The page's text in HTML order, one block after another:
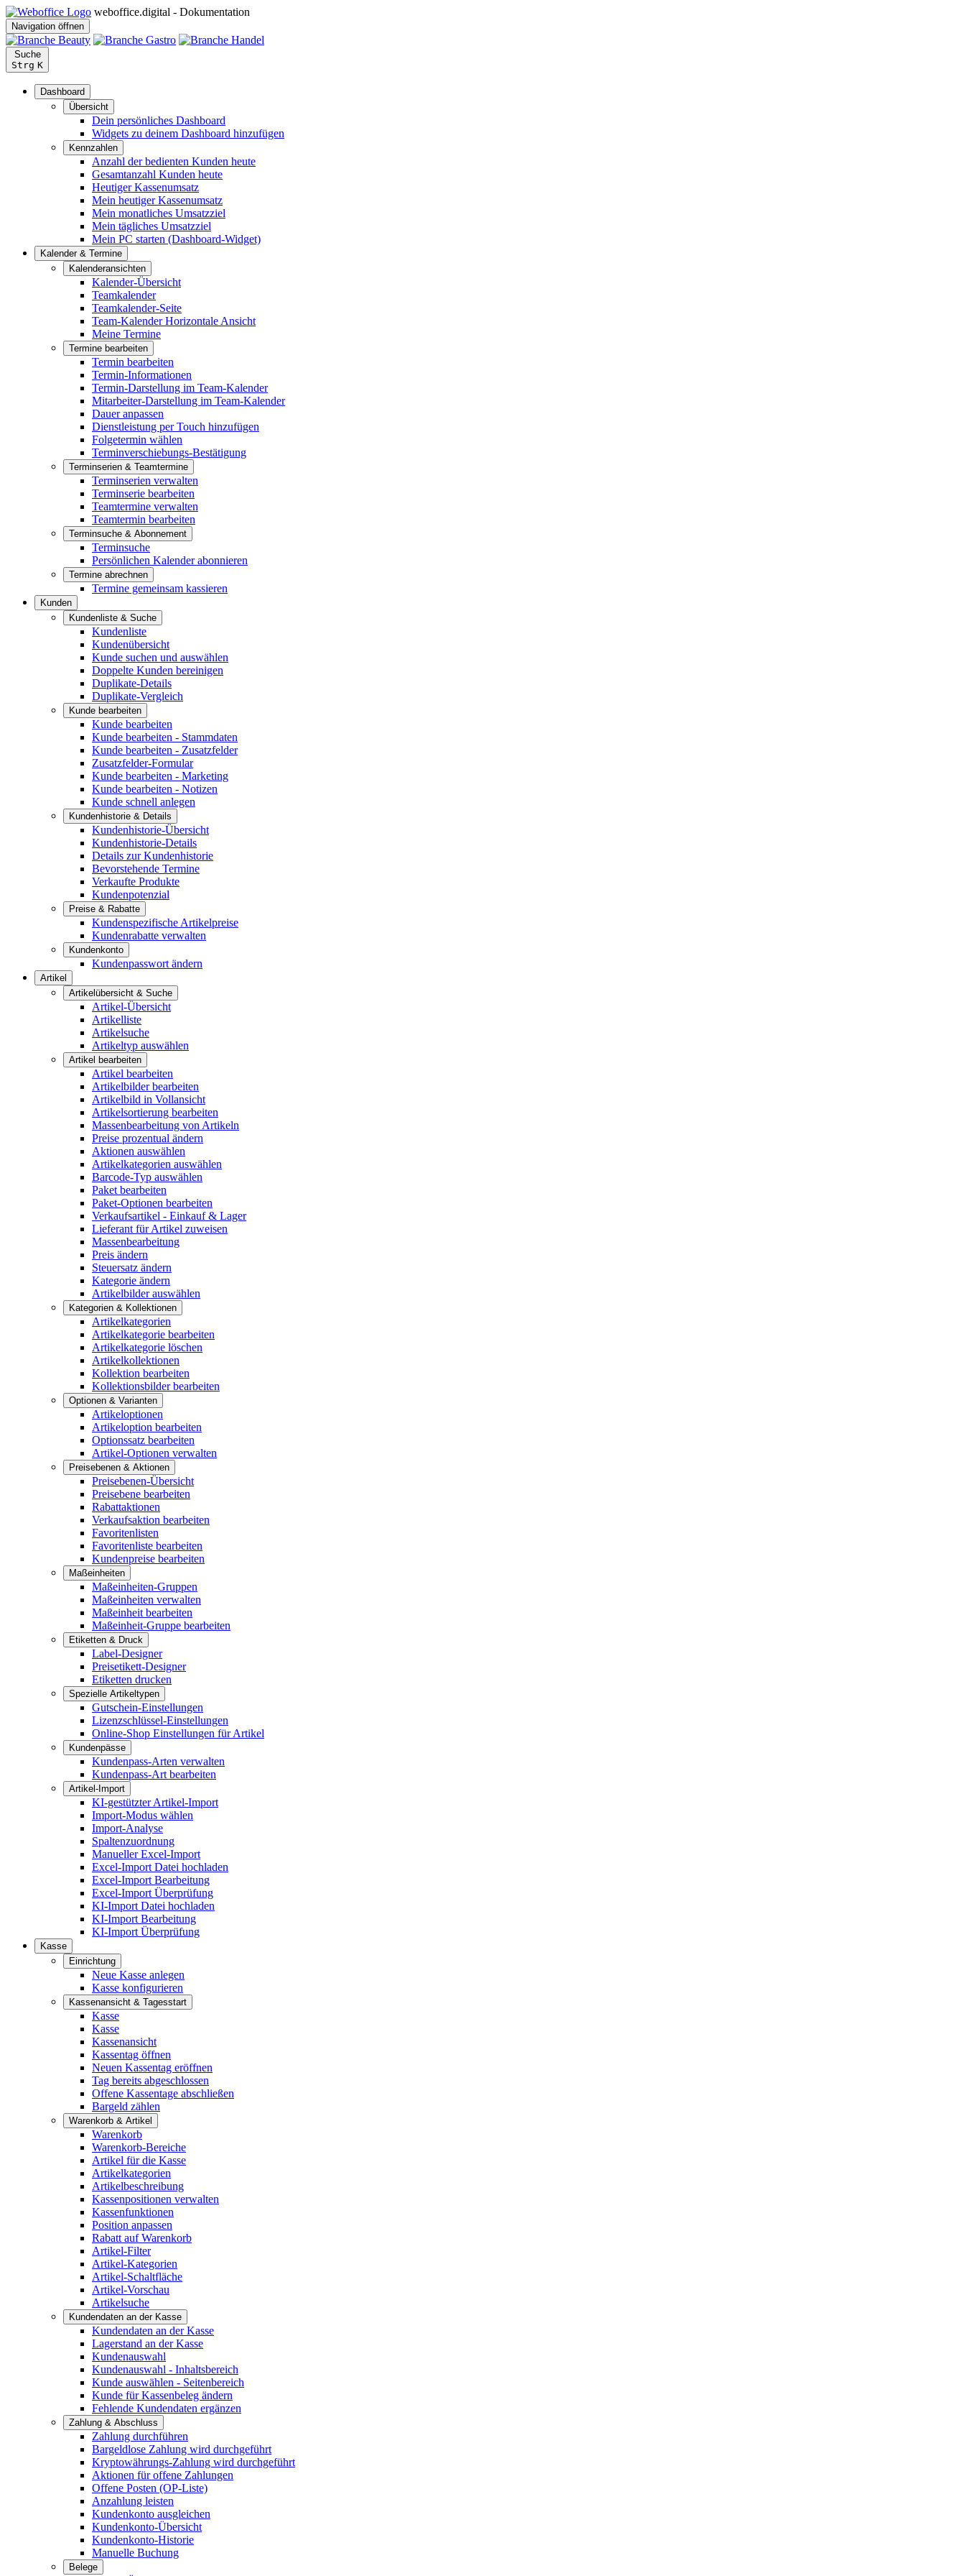
weboffice.digital - Dokumentation
Navigation öffnen
Suche
Strg K
Dashboard
Übersicht
Dein persönliches Dashboard
Widgets zu deinem Dashboard hinzufügen
Kennzahlen
Anzahl der bedienten Kunden heute
Gesamtanzahl Kunden heute
Heutiger Kassenumsatz
Mein heutiger Kassenumsatz
Mein monatliches Umsatzziel
Mein tägliches Umsatzziel
Mein PC starten (Dashboard-Widget)
Kalender & Termine
Kalenderansichten
Kalender-Übersicht
Teamkalender
Teamkalender-Seite
Team-Kalender Horizontale Ansicht
Meine Termine
Termine bearbeiten
Termin bearbeiten
Termin-Informationen
Termin-Darstellung im Team-Kalender
Mitarbeiter-Darstellung im Team-Kalender
Dauer anpassen
Dienstleistung per Touch hinzufügen
Folgetermin wählen
Terminverschiebungs-Bestätigung
Terminserien & Teamtermine
Terminserien verwalten
Terminserie bearbeiten
Teamtermine verwalten
Teamtermin bearbeiten
Terminsuche & Abonnement
Terminsuche
Persönlichen Kalender abonnieren
Termine abrechnen
Termine gemeinsam kassieren
Kunden
Kundenliste & Suche
Kundenliste
Kundenübersicht
Kunde suchen und auswählen
Doppelte Kunden bereinigen
Duplikate-Details
Duplikate-Vergleich
Kunde bearbeiten
Kunde bearbeiten
Kunde bearbeiten - Stammdaten
Kunde bearbeiten - Zusatzfelder
Zusatzfelder-Formular
Kunde bearbeiten - Marketing
Kunde bearbeiten - Notizen
Kunde schnell anlegen
Kundenhistorie & Details
Kundenhistorie-Übersicht
Kundenhistorie-Details
Details zur Kundenhistorie
Bevorstehende Termine
Verkaufte Produkte
Kundenpotenzial
Preise & Rabatte
Kundenspezifische Artikelpreise
Kundenrabatte verwalten
Kundenkonto
Kundenpasswort ändern
Artikel
Artikelübersicht & Suche
Artikel-Übersicht
Artikelliste
Artikelsuche
Artikeltyp auswählen
Artikel bearbeiten
Artikel bearbeiten
Artikelbilder bearbeiten
Artikelbild in Vollansicht
Artikelsortierung bearbeiten
Massenbearbeitung von Artikeln
Preise prozentual ändern
Aktionen auswählen
Artikelkategorien auswählen
Barcode-Typ auswählen
Paket bearbeiten
Paket-Optionen bearbeiten
Verkaufsartikel - Einkauf & Lager
Lieferant für Artikel zuweisen
Massenbearbeitung
Preis ändern
Steuersatz ändern
Kategorie ändern
Artikelbilder auswählen
Kategorien & Kollektionen
Artikelkategorien
Artikelkategorie bearbeiten
Artikelkategorie löschen
Artikelkollektionen
Kollektion bearbeiten
Kollektionsbilder bearbeiten
Optionen & Varianten
Artikeloptionen
Artikeloption bearbeiten
Optionssatz bearbeiten
Artikel-Optionen verwalten
Preisebenen & Aktionen
Preisebenen-Übersicht
Preisebene bearbeiten
Rabattaktionen
Verkaufsaktion bearbeiten
Favoritenlisten
Favoritenliste bearbeiten
Kundenpreise bearbeiten
Maßeinheiten
Maßeinheiten-Gruppen
Maßeinheiten verwalten
Maßeinheit bearbeiten
Maßeinheit-Gruppe bearbeiten
Etiketten & Druck
Label-Designer
Preisetikett-Designer
Etiketten drucken
Spezielle Artikeltypen
Gutschein-Einstellungen
Lizenzschlüssel-Einstellungen
Online-Shop Einstellungen für Artikel
Kundenpässe
Kundenpass-Arten verwalten
Kundenpass-Art bearbeiten
Artikel-Import
KI-gestützter Artikel-Import
Import-Modus wählen
Import-Analyse
Spaltenzuordnung
Manueller Excel-Import
Excel-Import Datei hochladen
Excel-Import Bearbeitung
Excel-Import Überprüfung
KI-Import Datei hochladen
KI-Import Bearbeitung
KI-Import Überprüfung
Kasse
Einrichtung
Neue Kasse anlegen
Kasse konfigurieren
Kassenansicht & Tagesstart
Kasse
Kasse
Kassenansicht
Kassentag öffnen
Neuen Kassentag eröffnen
Tag bereits abgeschlossen
Offene Kassentage abschließen
Bargeld zählen
Warenkorb & Artikel
Warenkorb
Warenkorb-Bereiche
Artikel für die Kasse
Artikelkategorien
Artikelbeschreibung
Kassenpositionen verwalten
Kassenfunktionen
Position anpassen
Rabatt auf Warenkorb
Artikel-Filter
Artikel-Kategorien
Artikel-Schaltfläche
Artikel-Vorschau
Artikelsuche
Kundendaten an der Kasse
Kundendaten an der Kasse
Lagerstand an der Kasse
Kundenauswahl
Kundenauswahl - Inhaltsbereich
Kunde auswählen - Seitenbereich
Kunde für Kassenbeleg ändern
Fehlende Kundendaten ergänzen
Zahlung & Abschluss
Zahlung durchführen
Bargeldlose Zahlung wird durchgeführt
Kryptowährungs-Zahlung wird durchgeführt
Aktionen für offene Zahlungen
Offene Posten (OP-Liste)
Anzahlung leisten
Kundenkonto ausgleichen
Kundenkonto-Übersicht
Kundenkonto-Historie
Manuelle Buchung
Belege